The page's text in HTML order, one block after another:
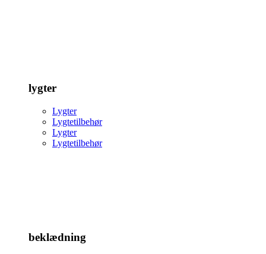
lygter
Lygter
Lygtetilbehør
Lygter
Lygtetilbehør
beklædning